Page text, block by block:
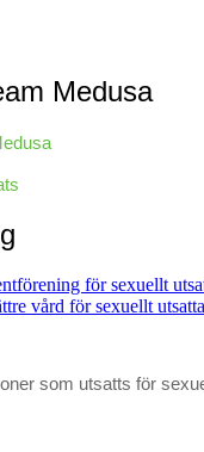
Medusa
för sexuellt
vård för sexuellt utsatta
som utsatts för